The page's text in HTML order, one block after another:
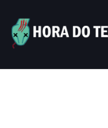
content